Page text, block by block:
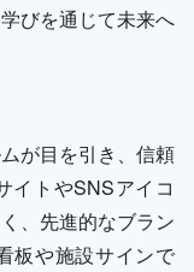
びを通じて未来へ
が目を引き、信頼
イトやSNSアイコ
、先進的なブラン
板や施設サインで